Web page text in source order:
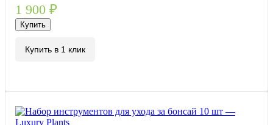
1 900 ₽
Купить
Купить в 1 клик